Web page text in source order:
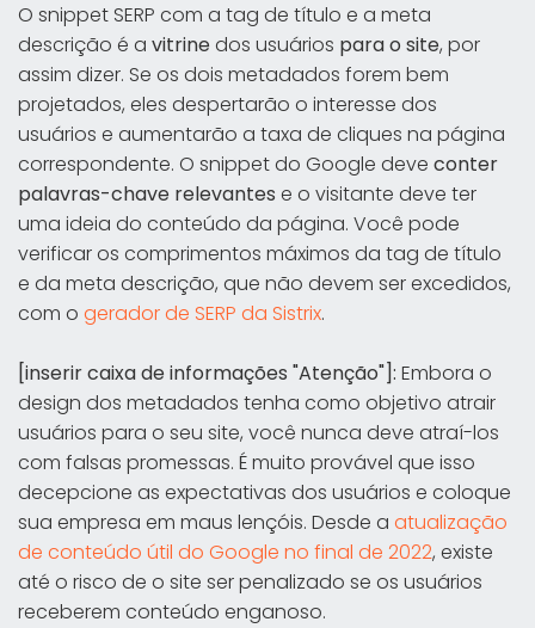
O snippet SERP com a tag de título e a meta
descrição é a vitrinedos usuários para o site, por
assim dizer. Se os dois metadados forem bem
projetados, eles despertarão o interesse dos
usuários e aumentarão a taxa de cliques na página
correspondente. O snippet do Google deve conter
palavras-chave relevantes e o visitante deve ter
uma ideia do conteúdo da página. Você pode
verificar os comprimentos máximos da tag de título
e da meta descrição, que não devem ser excedidos,
com o gerador de SERP da Sistrix.
[inserir caixa de informações "Atenção"]: Embora o
design dos metadados tenha como objetivo atrair
usuários para o seu site, você nunca deve atraí-los
com falsas promessas. É muito provável que isso
decepcione as expectativas dos usuários e coloque
sua empresa em maus lençóis. Desde a atualização
de conteúdo útil do Google no final de 2022, existe
até o risco de o site ser penalizado se os usuários
receberem conteúdo enganoso.